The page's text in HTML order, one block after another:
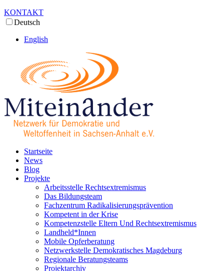
KONTAKT
Deutsch
English
Startseite
News
Blog
Projekte
Arbeitsstelle Rechtsextremismus
Das Bildungsteam
Fachzentrum Radikalisierungsprävention
Kompetent in der Krise
Kompetenzstelle Eltern Und Rechtsextremismus
Landheld*Innen
Mobile Opferberatung
Netzwerkstelle Demokratisches Magdeburg
Regionale Beratungsteams
Projektarchiv